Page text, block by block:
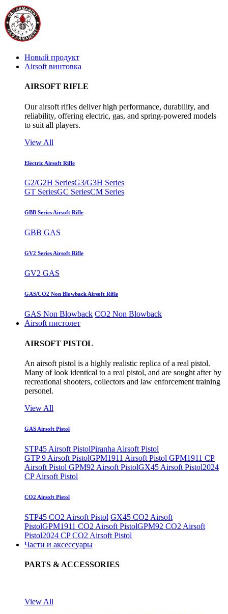
Новый продукт
Airsoft винтовка
AIRSOFT RIFLE
Our airsoft rifles deliver high performance, durability, and
reliability, offering electric, gas, and spring-powered models
to suit all players.
View All
Electric Airsoft Rifle
G2/G2H SeriesG3/G3H Series
GT SeriesGC SeriesCM Series
GBB Series Airsoft Rifle
GBB GAS
GV2 Series Airsoft Rifle
GV2 GAS
GAS/CO2 Non Blowback Airsoft Rifle
GAS Non Blowback CO2 Non Blowback
Airsoft пистолет
AIRSOFT PISTOL
An airsoft pistol is a highly realistic replica of a real pistol.
Many of look identical to a real pistol, and are sought after by
recreational shooters, collectors and law enforcement training
personel.
View All
GAS Airsoft Pistol
STP45 Airsoft PistolPiranha Airsoft Pistol
GTP 9 Airsoft PistolGPM1911 Airsoft Pistol GPM1911 CP
Airsoft Pistol GPM92 Airsoft PistolGX45 Airsoft Pistol2024
CP Airsoft Pistol
CO2 Airsoft Pistol
STP45 CO2 Airsoft Pistol GX45 CO2 Airsoft
PistolGPM1911 CO2 Airsoft PistolGPM92 CO2 Airsoft
Pistol2024 CP CO2 Airsoft Pistol
Части и аксессуары
PARTS & ACCESSORIES
View All